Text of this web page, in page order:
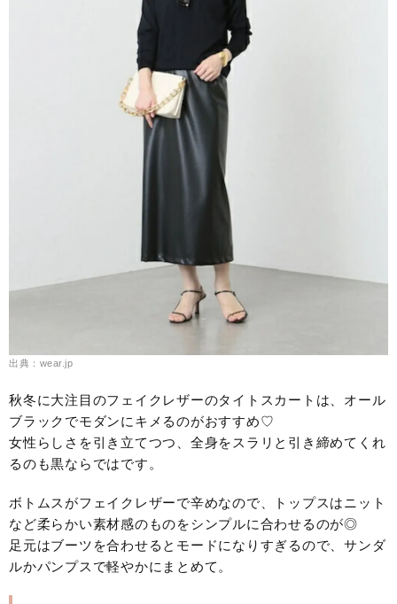
出典：wear.jp
秋冬に大注目のフェイクレザーのタイトスカートは、オール
ブラックでモダンにキメるのがおすすめ♡
女性らしさを引き立てつつ、全身をスラリと引き締めてくれ
るのも黒ならではです。
ボトムスがフェイクレザーで辛めなので、トップスはニット
など柔らかい素材感のものをシンプルに合わせるのが◎
足元はブーツを合わせるとモードになりすぎるので、サンダ
ルかパンプスで軽やかにまとめて。